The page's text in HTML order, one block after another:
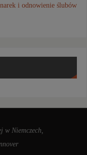
i odnowienie ślubów
Niemczech,